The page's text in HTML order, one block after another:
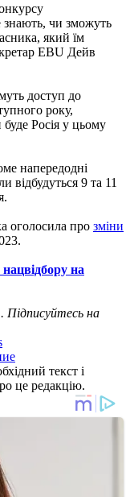
знають, чи зможуть
який їм
EBU Дейв
доступ до
року,
Росія у цьому
напередодні
відбудуться 9 та 11
оголосила про зміни
нацвідбору на
Підписуйтесь на
текст і
це редакцію.